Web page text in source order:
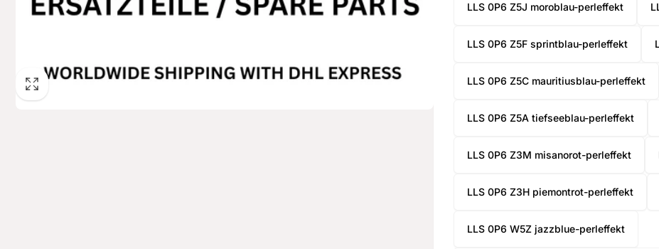
LLS 0P6 Z5J moroblau-perleffekt
LLS 0P6 Z5F sprintblau-perleffekt
LLS 0P6 Z5C mauritiusblau-perleffekt
LLS 0P6 Z5A tiefseeblau-perleffekt
LLS 0P6 Z3M misanorot-perleffekt
LLS 0P6 Z3H piemontrot-perleffekt
LLS 0P6 W5Z jazzblue-perleffekt